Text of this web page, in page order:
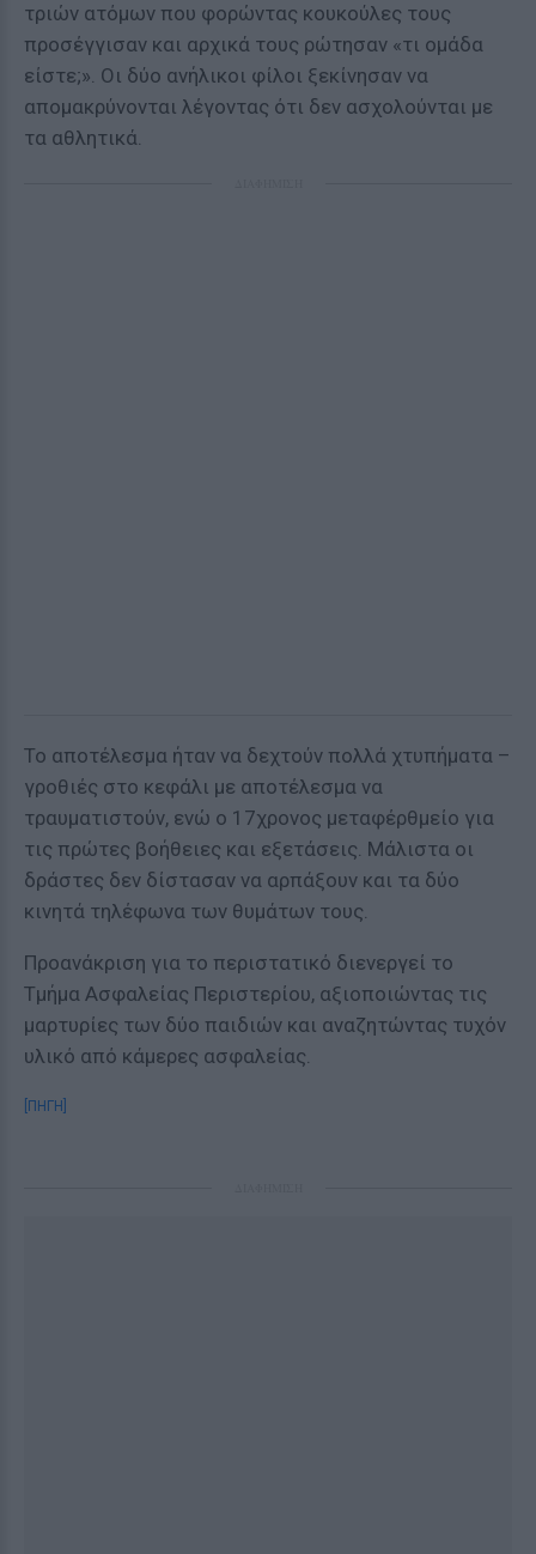
τριών ατόμων που φορώντας κουκούλες τους
προσέγγισαν και αρχικά τους ρώτησαν «τι ομάδα
είστε;». Οι δύο ανήλικοι φίλοι ξεκίνησαν να
απομακρύνονται λέγοντας ότι δεν ασχολούνται με
τα αθλητικά.
Το αποτέλεσμα ήταν να δεχτούν πολλά χτυπήματα –
γροθιές στο κεφάλι με αποτέλεσμα να
τραυματιστούν, ενώ ο 17χρονος μεταφέρθμείο για
τις πρώτες βοήθειες και εξετάσεις. Μάλιστα οι
δράστες δεν δίστασαν να αρπάξουν και τα δύο
κινητά τηλέφωνα των θυμάτων τους.
Προανάκριση για το περιστατικό διενεργεί το
Τμήμα Ασφαλείας Περιστερίου, αξιοποιώντας τις
μαρτυρίες των δύο παιδιών και αναζητώντας τυχόν
υλικό από κάμερες ασφαλείας.
[ΠΗΓΗ]